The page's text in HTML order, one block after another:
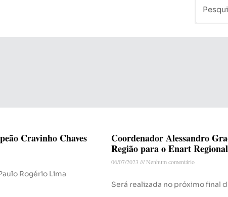
Cravinho Chaves
Rogério Lima
Coordenador Alessandro
Região para o Enart Regional
06/07/2023 Nenhum comentário
Será realizada no próximo final